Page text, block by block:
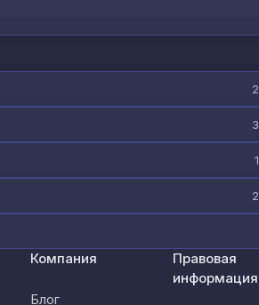
Компания
Блог
Правовая
информация